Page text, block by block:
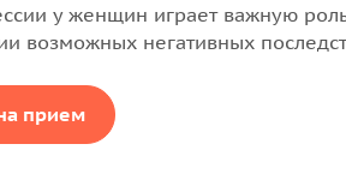
у женщин играет важную
возможных негативных
прием